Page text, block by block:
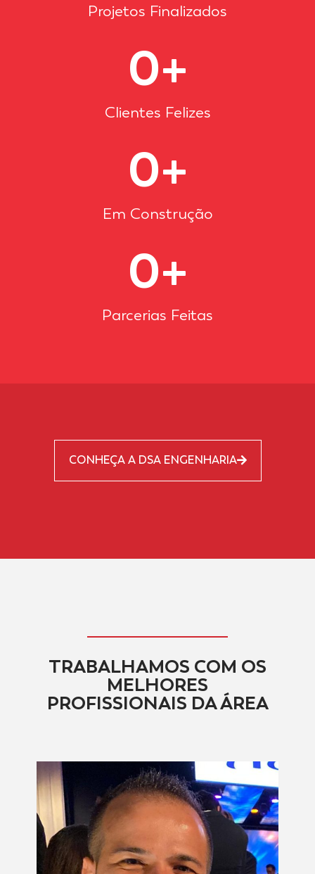
Projetos Finalizados
Clientes Felizes
0+
Em Construção
0+
Parcerias Feitas
0+
CONHEÇA A DSA ENGENHARIA
TRABALHAMOS COM OS
MELHORES
PROFISSIONAIS DA ÁREA